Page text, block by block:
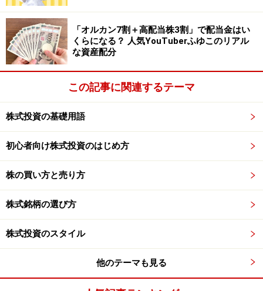
「オルカン7割＋高配当株3割」で配当金はい
くらになる？ 人気YouTuberふゆこのリアル
な資産配分
この記事に関連するテーマ
株式投資の基礎用語
初心者向け株式投資のはじめ方
株の買い方と売り方
株式銘柄の選び方
株式投資のスタイル
他のテーマも見る